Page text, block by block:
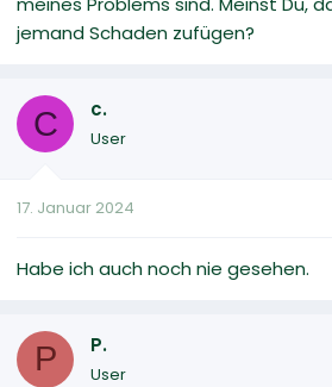
jemand Schaden zufügen?
C c.
User
17. Januar 2024
Habe ich auch noch nie gesehen.
P P.
User